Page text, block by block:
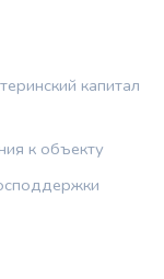
капитал
к объекту